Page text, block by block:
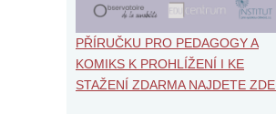
PŘÍRUČKU PRO PEDAGOGY A
KOMIKS K PROHLÍŽENÍ I KE
STAŽENÍ ZDARMA NAJDETE ZDE.